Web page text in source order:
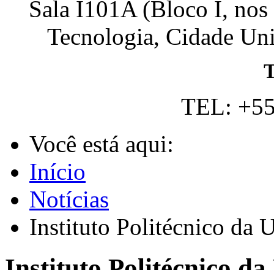
Sala I101A (Bloco I,
Tecnologia, Cidade
TEL:
Você está aqui:
Início
Notícias
Instituto Politécnico da